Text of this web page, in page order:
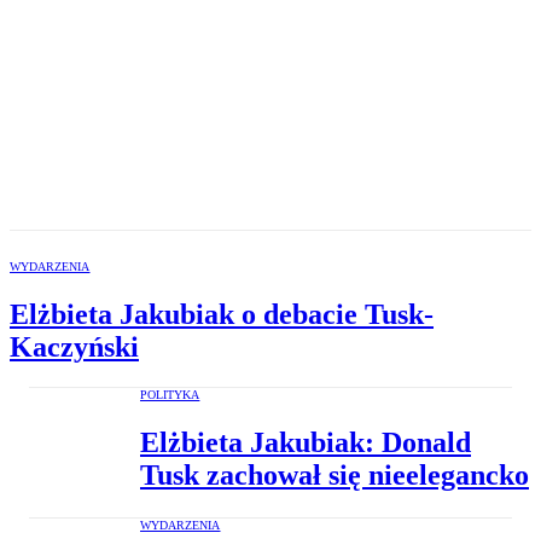
WYDARZENIA
Elżbieta Jakubiak o debacie Tusk-
Kaczyński
POLITYKA
Elżbieta Jakubiak: Donald
Tusk zachował się nieelegancko
WYDARZENIA